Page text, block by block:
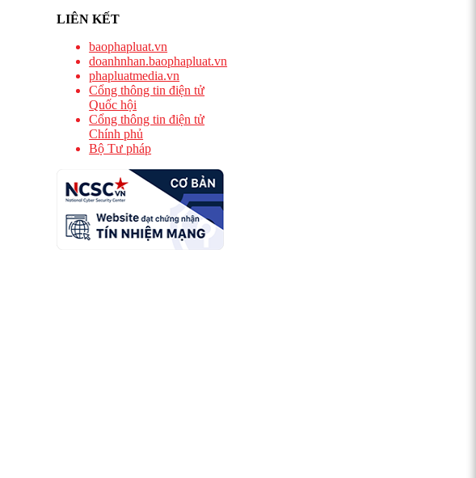
LIÊN KẾT
baophapluat.vn
doanhnhan.baophapluat.vn
phapluatmedia.vn
Cổng thông tin điện tử
Quốc hội
Cổng thông tin điện tử
Chính phủ
Bộ Tư pháp